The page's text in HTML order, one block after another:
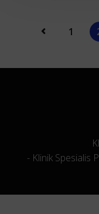
1
- Klinik Spesialis